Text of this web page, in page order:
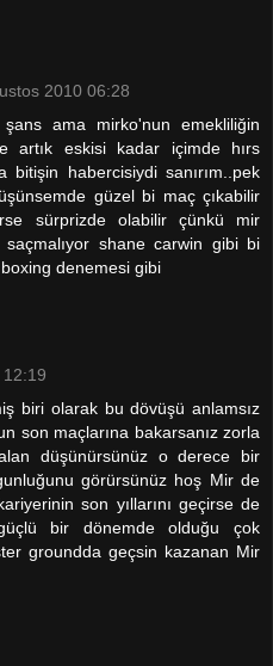
2010 06:28
ama mirko'nun emekliliğin
artık eskisi kadar içimde hırs
bitişin habercisiydi sanırım..pek
güzel bi maç çıkabilir
sürprizde olabilir çünkü mir
shane carwin gibi bi
denemesi gibi
biri olarak bu dövüşü anlamsız
son maçlarına bakarsanız zorla
falan düşünürsünüz o derece bir
görürsünüz hoş Mir de
son yıllarını geçirse de
bir dönemde olduğu çok
groundda geçsin kazanan Mir